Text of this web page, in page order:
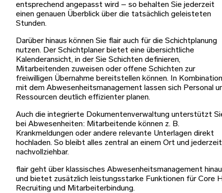
entsprechend angepasst wird – so behalten Sie jederzeit
einen genauen Überblick über die tatsächlich geleisteten
Stunden.
Darüber hinaus können Sie flair auch für die Schichtplanung
nutzen. Der Schichtplaner bietet eine übersichtliche
Kalenderansicht, in der Sie Schichten definieren,
Mitarbeitenden zuweisen oder offene Schichten zur
freiwilligen Übernahme bereitstellen können. In Kombination
mit dem Abwesenheitsmanagement lassen sich Personal
Ressourcen deutlich effizienter planen.
Auch die integrierte Dokumentenverwaltung unterstützt
bei Abwesenheiten: Mitarbeitende können z. B.
Krankmeldungen oder andere relevante Unterlagen direkt
hochladen. So bleibt alles zentral an einem Ort und jederzeit
nachvollziehbar.
flair geht über klassisches Abwesenheitsmanagement
und bietet zusätzlich leistungsstarke Funktionen für Core
Recruiting und Mitarbeiterbindung.